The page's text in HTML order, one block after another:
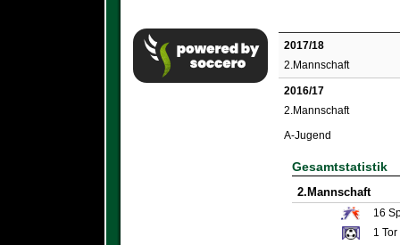
2017/18
2.Mannschaft
2016/17
2.Mannschaft
A-Jugend
Gesamtstatistik
2.Mannschaft
16
1 Tor